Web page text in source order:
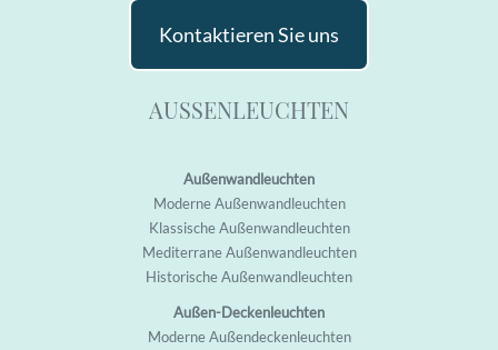
Kontaktieren Sie uns
AUSSENLEUCHTEN
Außenwandleuchten
Moderne Außenwandleuchten
Klassische Außenwandleuchten
Mediterrane Außenwandleuchten
Historische Außenwandleuchten
Außen-Deckenleuchten
Moderne Außendeckenleuchten